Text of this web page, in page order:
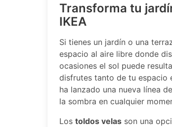
Transforma tu
IKEA
Si tienes un jardín o una
espacio al aire libre donde
ocasiones el sol puede
disfrutes tanto de tu espacio
ha lanzado una nueva línea de
la sombra en cualquier
Los toldos velas son una